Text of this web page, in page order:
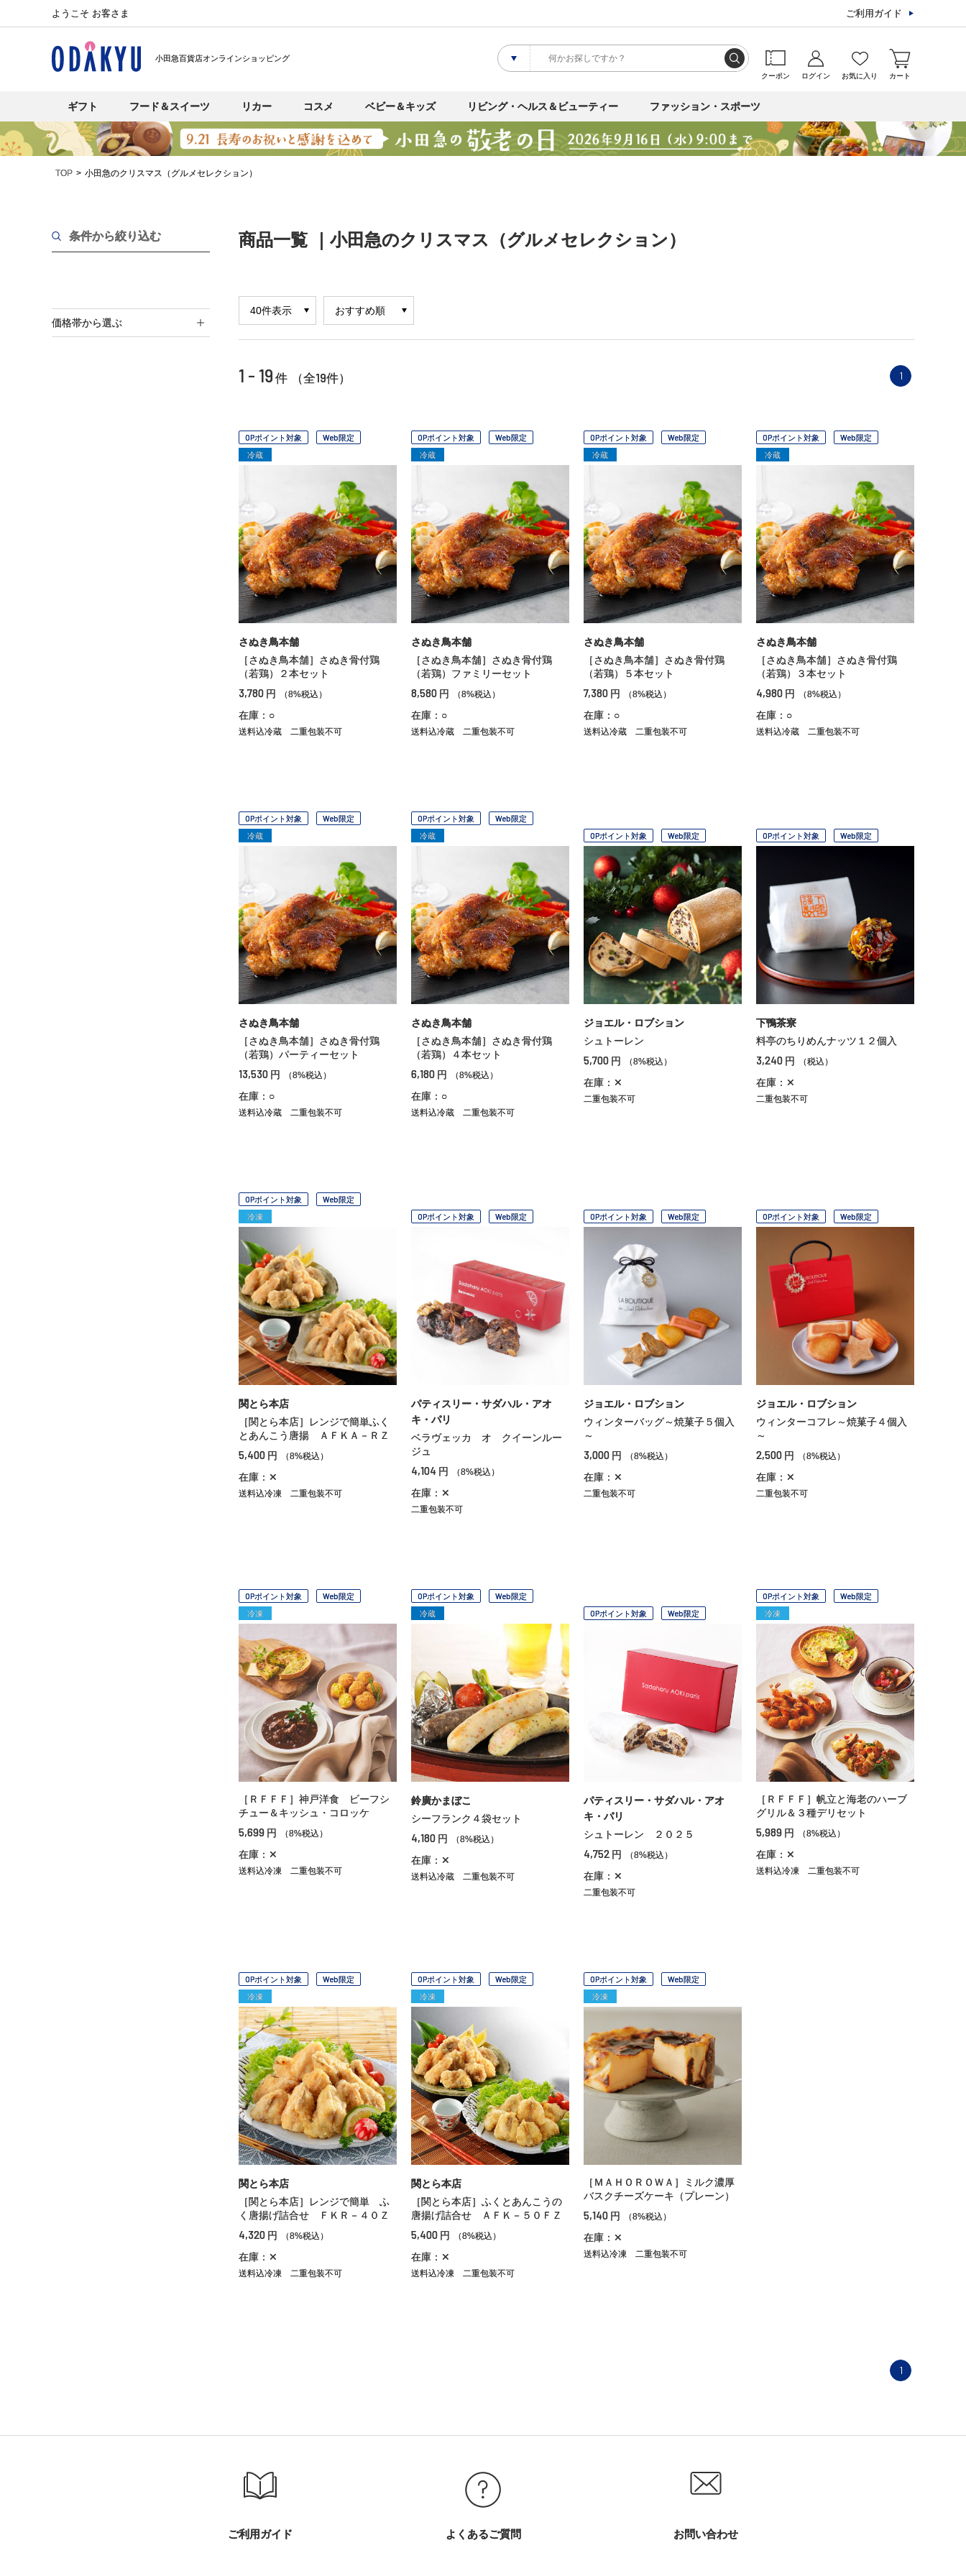
ようこそ お客さま ご利用ガイド
小田急百貨店オンラインショッピング
クーポン ログイン お気に入り カート
ギフト フード＆スイーツ リカー コスメ ベビー＆キッズ リビング・ヘルス＆ビューティー ファッション・スポーツ
TOP 小田急のクリスマス（グルメセレクション）
条件から絞り込む
価格帯から選ぶ
商品一覧 ｜小田急のクリスマス（グルメセレクション）
1 - 19 件 （全19件） 1
OPポイント対象
Web限定
冷蔵
さぬき鳥本舗
［さぬき鳥本舗］さぬき骨付鶏
（若鶏）２本セット
3,780 円 （8%税込）
在庫：○
送料込冷蔵 二重包装不可
OPポイント対象
Web限定
冷蔵
さぬき鳥本舗
［さぬき鳥本舗］さぬき骨付鶏
（若鶏）ファミリーセット
8,580 円 （8%税込）
在庫：○
送料込冷蔵 二重包装不可
OPポイント対象
Web限定
冷蔵
さぬき鳥本舗
［さぬき鳥本舗］さぬき骨付鶏
（若鶏）５本セット
7,380 円 （8%税込）
在庫：○
送料込冷蔵 二重包装不可
OPポイント対象
Web限定
冷蔵
さぬき鳥本舗
［さぬき鳥本舗］さぬき骨付鶏
（若鶏）３本セット
4,980 円 （8%税込）
在庫：○
送料込冷蔵 二重包装不可
OPポイント対象
Web限定
冷蔵
さぬき鳥本舗
［さぬき鳥本舗］さぬき骨付鶏
（若鶏）パーティーセット
13,530 円 （8%税込）
在庫：○
送料込冷蔵 二重包装不可
OPポイント対象
Web限定
冷蔵
さぬき鳥本舗
［さぬき鳥本舗］さぬき骨付鶏
（若鶏）４本セット
6,180 円 （8%税込）
在庫：○
送料込冷蔵 二重包装不可
OPポイント対象 Web限定
ジョエル・ロブション
シュトーレン
5,700 円 （8%税込）
在庫：✕
二重包装不可
OPポイント対象 Web限定
下鴨茶寮
料亭のちりめんナッツ１２個入
3,240 円 （税込）
在庫：✕
二重包装不可
OPポイント対象
Web限定
冷凍
関とら本店
［関とら本店］レンジで簡単ふく
とあんこう唐揚 ＡＦＫＡ－ＲＺ
5,400 円 （8%税込）
在庫：✕
送料込冷凍 二重包装不可
OPポイント対象 Web限定
パティスリー・サダハル・アオ
キ・パリ
ベラヴェッカ オ クイーンルー
ジュ
4,104 円 （8%税込）
在庫：✕
二重包装不可
OPポイント対象 Web限定
ジョエル・ロブション
ウィンターバッグ～焼菓子５個入
～
3,000 円 （8%税込）
在庫：✕
二重包装不可
OPポイント対象 Web限定
ジョエル・ロブション
ウィンターコフレ～焼菓子４個入
～
2,500 円 （8%税込）
在庫：✕
二重包装不可
OPポイント対象
Web限定
冷凍
［ＲＦＦＦ］神戸洋食 ビーフシ
チュー＆キッシュ・コロッケ
5,699 円 （8%税込）
在庫：✕
送料込冷凍 二重包装不可
OPポイント対象
Web限定
冷蔵
鈴廣かまぼこ
シーフランク４袋セット
4,180 円 （8%税込）
在庫：✕
送料込冷蔵 二重包装不可
OPポイント対象 Web限定
パティスリー・サダハル・アオ
キ・パリ
シュトーレン ２０２５
4,752 円 （8%税込）
在庫：✕
二重包装不可
OPポイント対象
Web限定
冷凍
［ＲＦＦＦ］帆立と海老のハーブ
グリル＆３種デリセット
5,989 円 （8%税込）
在庫：✕
送料込冷凍 二重包装不可
OPポイント対象
Web限定
冷凍
関とら本店
［関とら本店］レンジで簡単 ふ
く唐揚げ詰合せ ＦＫＲ－４０Ｚ
4,320 円 （8%税込）
在庫：✕
送料込冷凍 二重包装不可
OPポイント対象
Web限定
冷凍
関とら本店
［関とら本店］ふくとあんこうの
唐揚げ詰合せ ＡＦＫ－５０ＦＺ
5,400 円 （8%税込）
在庫：✕
送料込冷凍 二重包装不可
OPポイント対象
Web限定
冷凍
［ＭＡＨＯＲＯＷＡ］ミルク濃厚
バスクチーズケーキ（プレーン）
5,140 円 （8%税込）
在庫：✕
送料込冷凍 二重包装不可
1
ご利用ガイド よくあるご質問 お問い合わせ